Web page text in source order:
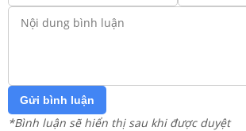
Gửi bình luận
*Bình luận sẽ hiển thị sau khi được duyệt